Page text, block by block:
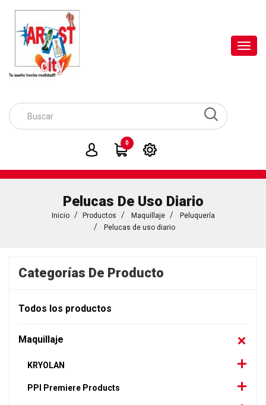
0
Pelucas De Uso Diario
Inicio Productos Maquillaje
Peluquería
Pelucas de uso diario
Categorías De Producto
Todos los productos
Maquillaje
KRYOLAN
PPI Premiere Products